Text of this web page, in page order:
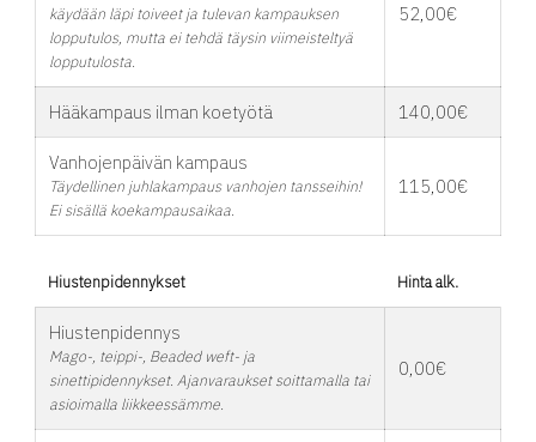
käydään läpi toiveet ja tulevan kampauksen
lopputulos, mutta ei tehdä täysin viimeisteltyä
lopputulosta.
52,00€
Hääkampaus ilman koetyötä 140,00€
Vanhojenpäivän kampaus
Täydellinen juhlakampaus vanhojen tansseihin!
Ei sisällä koekampausaikaa.
115,00€
Hiustenpidennykset Hinta alk.
Hiustenpidennys
Mago-, teippi-, Beaded weft- ja
sinettipidennykset. Ajanvaraukset soittamalla tai
asioimalla liikkeessämme.
0,00€